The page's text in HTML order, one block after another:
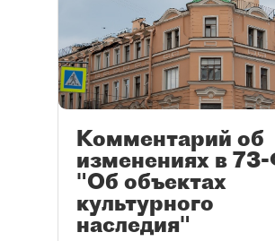
Комментарий об
изменениях в
"Об объектах
культурного
наследия"